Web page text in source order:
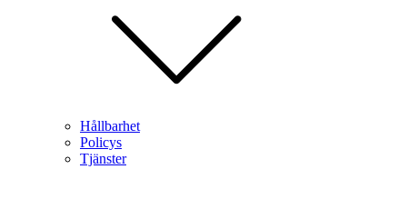
Hållbarhet
Policys
Tjänster